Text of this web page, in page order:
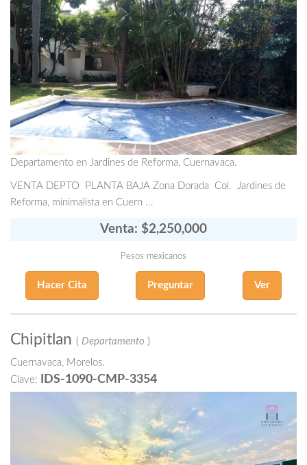
Departamento en Jardines de Reforma, Cuernavaca.
VENTA DEPTO PLANTA BAJA Zona Dorada Col. Jardines de
Reforma, minimalista en Cuern ...
Venta: $2,250,000
Pesos mexicanos
Hacer Cita Preguntar Ver
Chipitlan ( Departamento )
Cuernavaca, Morelos.
Clave:
IDS-1090-CMP-3354